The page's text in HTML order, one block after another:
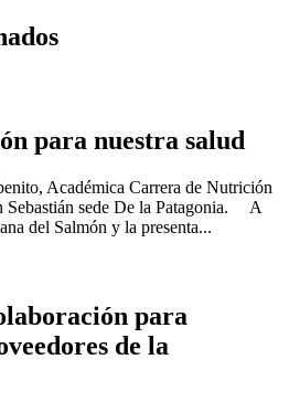
para nuestra salud
Académica Carrera de Nutrición
Sebastián sede De la Patagonia. A
del Salmón y la presenta...
para
de la